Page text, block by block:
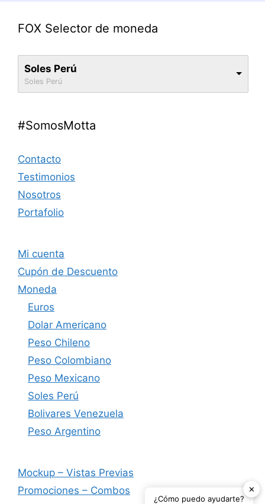
FOX Selector de moneda
Soles Perú
Soles Perú
#SomosMotta
Contacto
Testimonios
Nosotros
Portafolio
Mi cuenta
Cupón de Descuento
Moneda
Euros
Dolar Americano
Peso Chileno
Peso Colombiano
Peso Mexicano
Soles Perú
Bolivares Venezuela
Peso Argentino
Mockup – Vistas Previas
Promociones – Combos
✕
¿Cómo puedo ayudarte?